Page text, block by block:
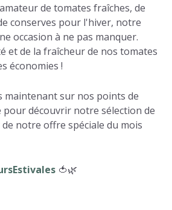
de tomates fraîches, de
conserves pour l'hiver, notre
occasion à ne pas manquer.
et de la fraîcheur de nos tomates
économies !
maintenant sur nos points de
pour découvrir notre sélection de
notre offre spéciale du mois
🍅🌿